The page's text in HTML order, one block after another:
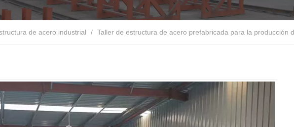
de acero industrial / Taller de estructura de acero prefabricada para la producción